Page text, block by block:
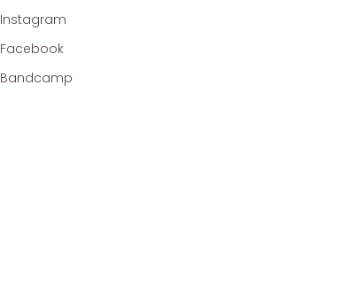
Instagram
Facebook
Bandcamp